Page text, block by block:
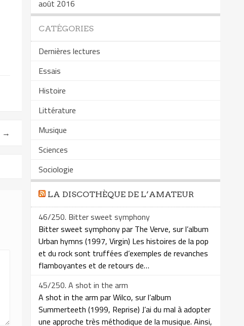
→
août 2016
CATÉGORIES
Dernières lectures
Essais
Histoire
Littérature
Musique
Sciences
Sociologie
LA DISCOTHÈQUE DE L’AMATEUR
46/250. Bitter sweet symphony
Bitter sweet symphony par The Verve, sur l’album
Urban hymns (1997, Virgin) Les histoires de la pop
et du rock sont truffées d’exemples de revanches
flamboyantes et de retours de…
45/250. A shot in the arm
A shot in the arm par Wilco, sur l’album
Summerteeth (1999, Reprise) J’ai du mal à adopter
une approche très méthodique de la musique. Ainsi,